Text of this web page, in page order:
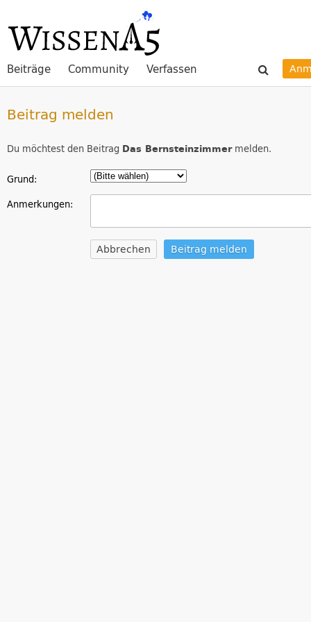
Beiträge Community Verfassen
Beitrag melden
Du möchtest den Beitrag Das Bernsteinzimmermelden.
Grund:
Anmerkungen:
Abbrechen